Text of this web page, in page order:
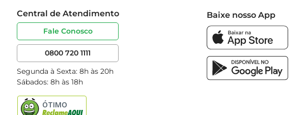
Central de Atendimento
Fale Conosco
0800 720 1111
Segunda à Sexta: 8h às 20h
Sábados: 8h às 18h
Baixe nosso App